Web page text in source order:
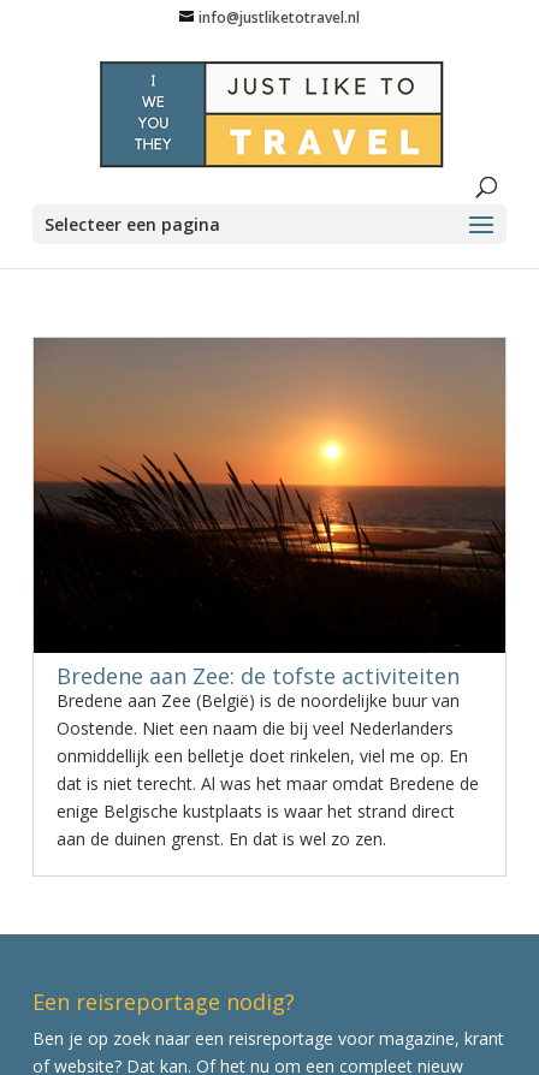
info@justliketotravel.nl
Selecteer een pagina
Bredene aan Zee: de tofste activiteiten
Bredene aan Zee (België) is de noordelijke buur van
Oostende. Niet een naam die bij veel Nederlanders
onmiddellijk een belletje doet rinkelen, viel me op. En
dat is niet terecht. Al was het maar omdat Bredene de
enige Belgische kustplaats is waar het strand direct
aan de duinen grenst. En dat is wel zo zen.
Een reisreportage nodig?
Ben je op zoek naar een reisreportage voor magazine, krant
of website? Dat kan. Of het nu om een compleet nieuw